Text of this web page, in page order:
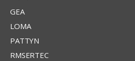
GEA
LOMA
PATTYN
RMSERTEC